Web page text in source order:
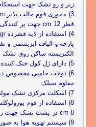
زیر و رو تشک جهت
قطر 12 cm جهت پر کنندگی قوس کمر و 6 ناحیه بدن
پارچه و الیاف ابریشمی و
الکتریسته ساکن روی تشک
5) دارای ژل کول خنک کننده دوبل جهت جلوگیری از گرما و تعرق
6) دوخت جامپی مخصوص
مقاوم سیلک
7) اسکلت مرکزی تشک مولتی اسپرینگ پاکت دو حالته بلند و کوتاه
8 cm در پشت تشک جهت راندمان خواب عالی
9) سیستم تهویه هوا به صورت کاملا دیواره ای در تشک